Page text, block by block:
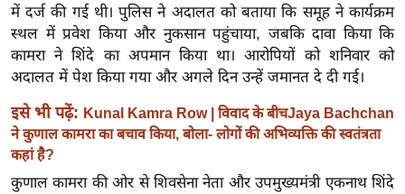
मि
सा
ल
बे
मि
सा
ल
में दर्ज की गई थी।पुलिस ने अदालत को बताया कि समूह ने कार्यक्रम
स्थल में प्रवेश किया और नुकसान पहुंचाया, जबकि दावा किया कि
कामरा ने शिंदे का अपमान किया था। आरोपियों को शनिवार को
अदालत में पेश किया गया और अगले दिन उन्हें जमानत दे दी गई।
इसे भी पढ़ें: Kunal Kamra Row | विवाद के बीचJaya Bachchan
ने कुणाल कामरा का बचाव किया, बोला- लोगों की अभिव्यक्ति की स्वतंत्रता
कहां है?
कुणाल कामरा की ओर से शिवसेना नेता और उपमुख्यमंत्री एकनाथ शिंदे